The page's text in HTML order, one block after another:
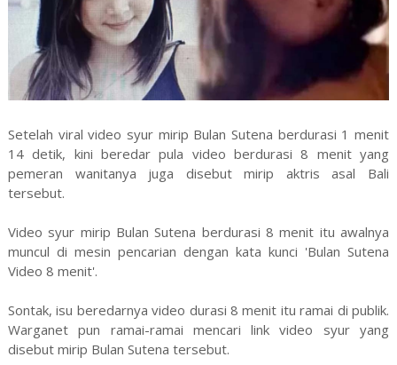
Setelah viral video syur mirip Bulan Sutena berdurasi 1 menit
14 detik, kini beredar pula video berdurasi 8 menit yang
pemeran wanitanya juga disebut mirip aktris asal Bali
tersebut.
Video syur mirip Bulan Sutena berdurasi 8 menit itu awalnya
muncul di mesin pencarian dengan kata kunci 'Bulan Sutena
Video 8 menit'.
Sontak, isu beredarnya video durasi 8 menit itu ramai di publik.
Warganet pun ramai-ramai mencari link video syur yang
disebut mirip Bulan Sutena tersebut.